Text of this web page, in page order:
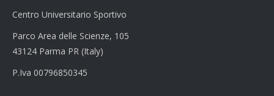
Centro Universitario Sportivo
Parco Area delle Scienze, 105
43124 Parma PR (Italy)
P.Iva 00796850345